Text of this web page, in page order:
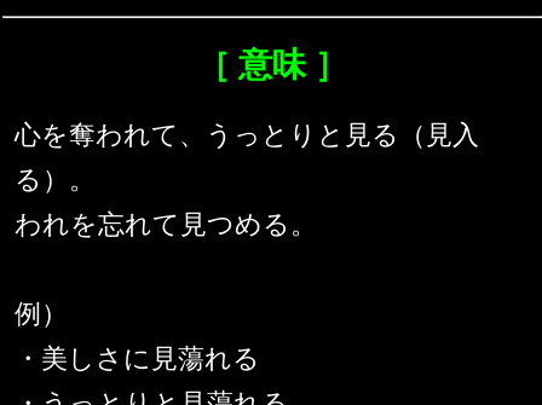
［ 意味 ］
心を奪われて、うっとりと見る（見入
る）。
われを忘れて見つめる。
例）
・美しさに見蕩れる